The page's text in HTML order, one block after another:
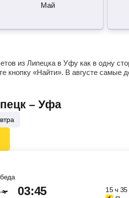
Май
из Липецка в Уфу как в одну
кнопку «Найти». В августе самые
– Уфа
03:45 15ч35